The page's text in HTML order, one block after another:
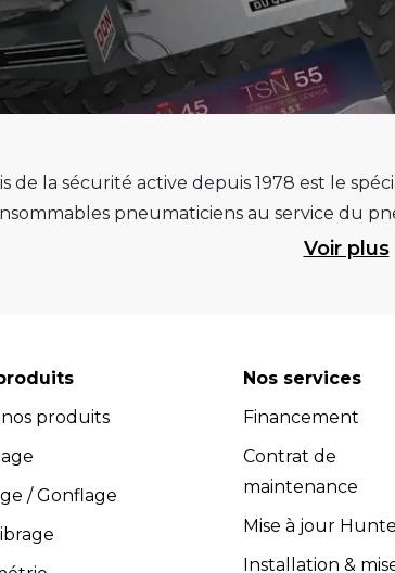
de la sécurité active depuis 1978 est le
pneumaticiens au service du
de pérennité et d’avance technologique
de votre atelier. Retrouvez une sélection
PROVAC dispose d’un service après-
(contrats de maintenance,
et compétents dans le domaine
les plus adaptés à vos besoins
fournir un soutien technique et
Voir plus
produits
/ Gonflage
Nos services
Financement
Contrat de
maintenance
Mise à jour
Installation &